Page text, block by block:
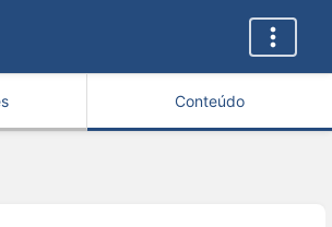
Conteúdo